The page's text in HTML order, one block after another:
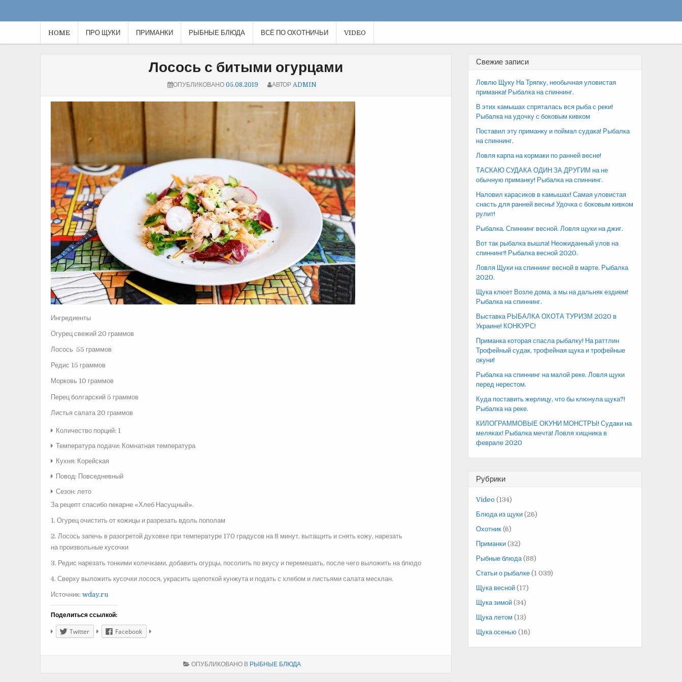
HOME ПРО ЩУКИ ПРИМАНКИ РЫБНЫЕ БЛЮДА ВСЁ ПО ОХОТНИЧЬИ VIDEO
Лосось с битыми огурцами
ОПУБЛИКОВАНО 05.08.2019 АВТОР ADMIN
Ингредиенты
Огурец свежий 20 граммов
Лосось 55 граммов
Редис 15 граммов
Морковь 10 граммов
Перец болгарский 5 граммов
Листья салата 20 граммов
Количество порций: 1
Температура подачи: Комнатная температура
Кухня: Корейская
Повод: Повседневный
Сезон: лето
За рецепт спасибо пекарне «Хлеб Насущный».
1. Огурец очистить от кожицы и разрезать вдоль пополам
2. Лосось запечь в разогретой духовке при температуре 170 градусов на 8 минут, вытащить и снять кожу, нарезать
на произвольные кусочки
3. Редис нарезать тонкими колечками, добавить огурцы, посолить по вкусу и перемешать, после чего выложить на блюдо
4. Сверху выложить кусочки лосося, украсить щепоткой кунжута и подать с хлебом и листьями салата месклан.
Источник: wday.ru
Поделиться ссылкой:
Twitter Facebook
ОПУБЛИКОВАНО В РЫБНЫЕ БЛЮДА
Свежие записи
Ловлю Щуку На Тряпку, необычная уловистая
приманка! Рыбалка на спиннинг.
В этих камышах спряталась вся рыба с реки!
Рыбалка на удочку с боковым кивком
Поставил эту приманку и поймал судака! Рыбалка
на спиннинг.
Ловля карпа на кормаки по ранней весне!
ТАСКАЮ СУДАКА ОДИН ЗА ДРУГИМ на не
обычную приманку! Рыбалка на спиннинг.
Наловил карасиков в камышах! Самая уловистая
снасть для ранней весны! Удочка с боковым кивком
рулит!
Рыбалка. Спиннинг весной. Ловля щуки на джиг.
Вот так рыбалка вышла! Неожиданный улов на
спиннинг!! Рыбалка весной 2020.
Ловля Щуки на спиннинг весной в марте. Рыбалка
2020.
Щука клюет Возле дома, а мы на дальняк ездием!
Рыбалка на спиннинг.
Выставка РЫБАЛКА ОХОТА ТУРИЗМ 2020 в
Украине! КОНКУРС!
Приманка которая спасла рыбалку! На раттлин
Трофейный судак, трофейная щука и трофейные
окуни!
Рыбалка на спиннинг на малой реке. Ловля щуки
перед нерестом.
Куда поставить жерлицу, что бы клюнула щука?!
Рыбалка на реке.
КИЛОГРАММОВЫЕ ОКУНИ МОНСТРЫ! Судаки на
меляках! Рыбалка мечта! Ловля хищника в
феврале 2020
Рубрики
Video (134)
Блюда из щуки (26)
Охотник (6)
Приманки (32)
Рыбные блюда(88)
Статьи о рыбалке (1 039)
Щука весной (17)
Щука зимой (34)
Щука летом (13)
Щука осенью (16)